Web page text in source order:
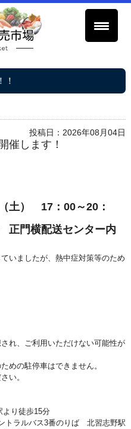
投稿日：2026年08月04日
催します！
土） 17：00～20：
正門横配送センター内
いましたが、熱中症対策等のため
れ、ご利用いただけない可能性が
めの駐停車はできません。
い。
り徒歩15分
トラルバス3番のりば 北習志野駅